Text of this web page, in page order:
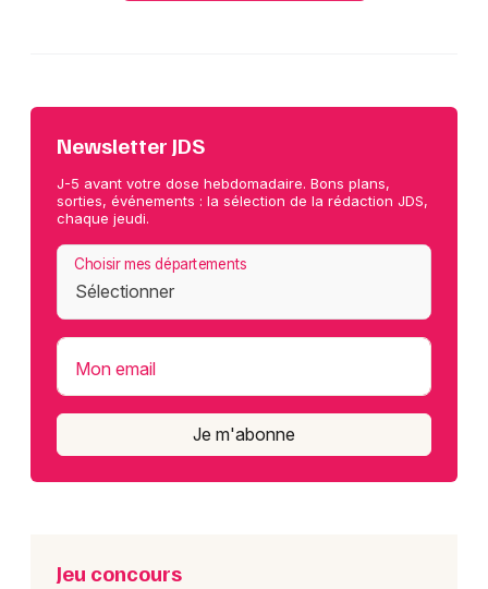
Newsletter JDS
J-5 avant votre dose hebdomadaire. Bons plans,
sorties, événements : la sélection de la rédaction JDS,
chaque jeudi.
Choisir mes départements
Mon email
Je m'abonne
Jeu concours